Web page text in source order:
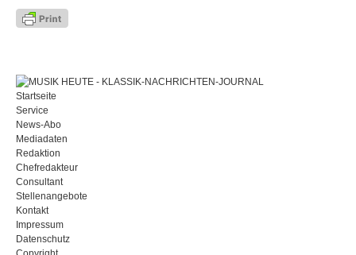
Startseite
Service
News-Abo
Mediadaten
Redaktion
Chefredakteur
Consultant
Stellenangebote
Kontakt
Impressum
Datenschutz